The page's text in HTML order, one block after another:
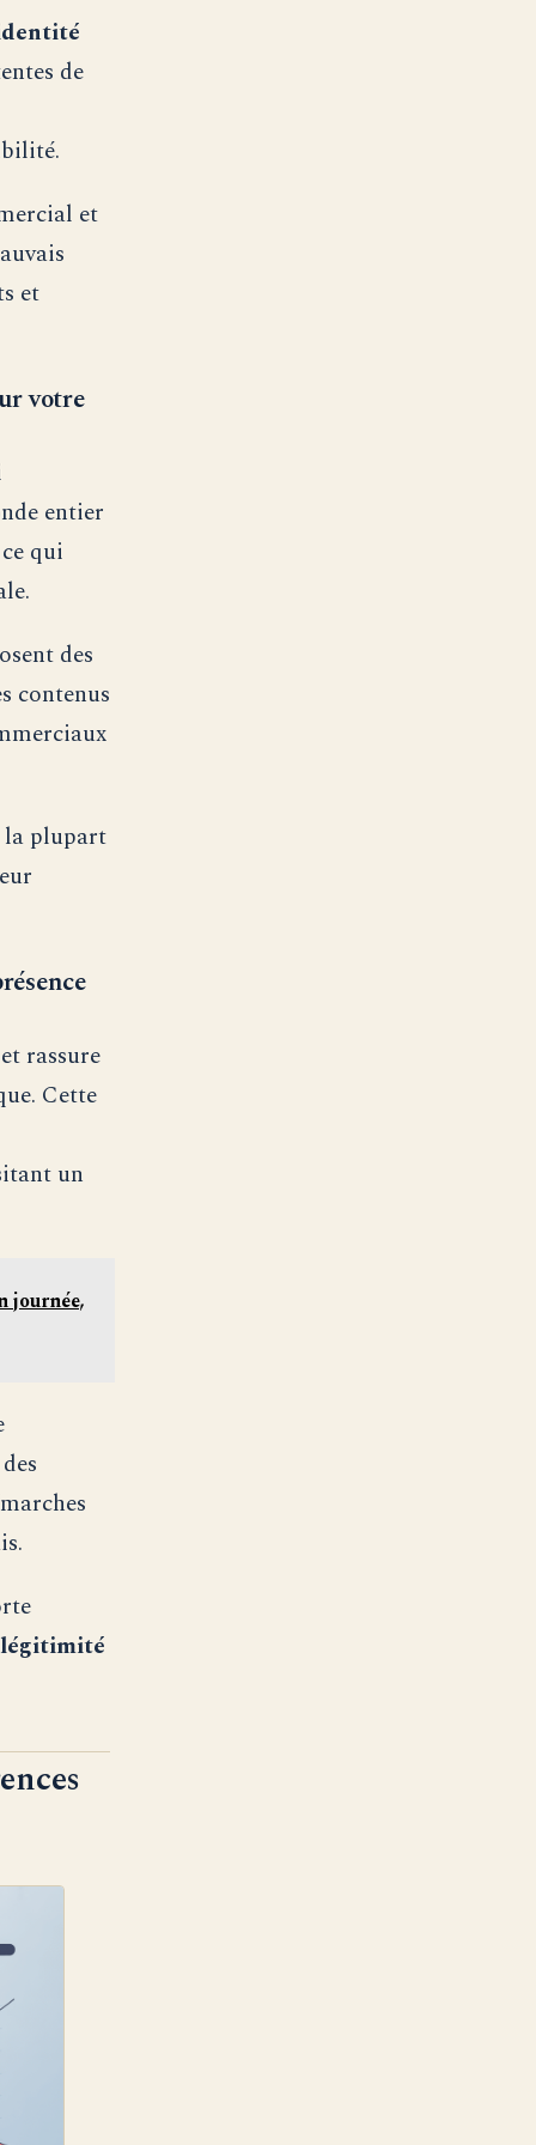
de
et
et
votre
entier
qui
des
contenus
la plupart
et rassure
Cette
un
journée,
légitimité